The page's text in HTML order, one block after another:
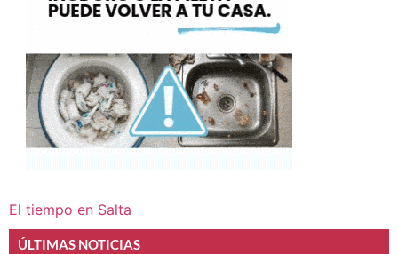
El tiempo en Salta
ÚLTIMAS NOTICIAS